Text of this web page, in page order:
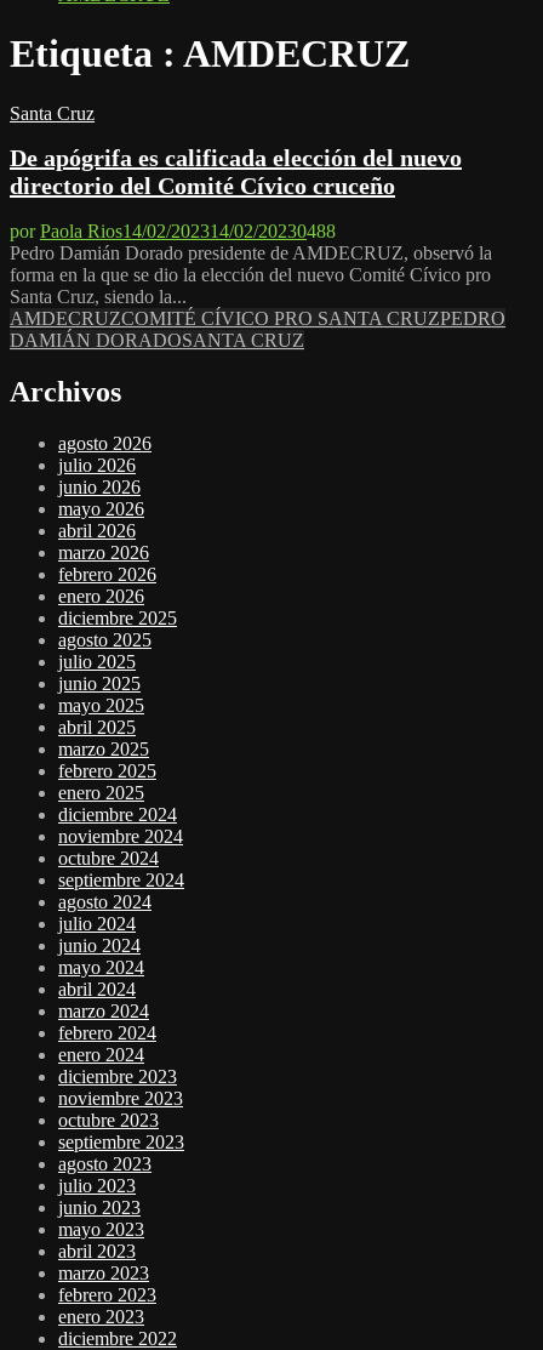
Etiqueta : AMDECRUZ
Santa Cruz
De apógrifa es calificada elección del nuevo
directorio del Comité Cívico cruceño
porPaola Rios14/02/202314/02/20230488
Pedro Damián Dorado presidente de AMDECRUZ, observó la
forma en la que se dio la elección del nuevo Comité Cívico pro
Santa Cruz, siendo la...
AMDECRUZCOMITÉ CÍVICO PRO SANTA CRUZPEDRO
DAMIÁN DORADOSANTA CRUZ
Archivos
agosto 2026
julio 2026
junio 2026
mayo 2026
abril 2026
marzo 2026
febrero 2026
enero 2026
diciembre 2025
agosto 2025
julio 2025
junio 2025
mayo 2025
abril 2025
marzo 2025
febrero 2025
enero 2025
diciembre 2024
noviembre 2024
octubre 2024
septiembre 2024
agosto 2024
julio 2024
junio 2024
mayo 2024
abril 2024
marzo 2024
febrero 2024
enero 2024
diciembre 2023
noviembre 2023
octubre 2023
septiembre 2023
agosto 2023
julio 2023
junio 2023
mayo 2023
abril 2023
marzo 2023
febrero 2023
enero 2023
diciembre 2022